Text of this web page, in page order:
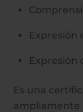
Expresión
Expresión
Es una
ampliamente